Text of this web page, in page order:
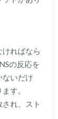
ればなら
の反応を
ないだけ
す。
れ、スト